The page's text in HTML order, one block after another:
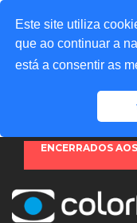
Este site utiliza
que ao continuar a
está a consentir as
ENCERRADOS